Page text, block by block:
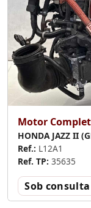
Motor
HONDA JAZZ II
Ref.: L12A1
Ref. TP: 35635
Sob consulta